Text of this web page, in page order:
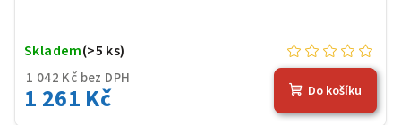
1 042 Kč bez DPH
1 261 Kč
Skladem(>5 ks)
Do košíku